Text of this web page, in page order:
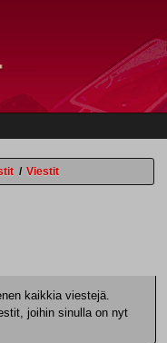
/ Viestit
kaikkia viestejä.
joihin sinulla on nyt